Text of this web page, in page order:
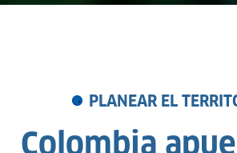
PLANEAR EL
Colombia